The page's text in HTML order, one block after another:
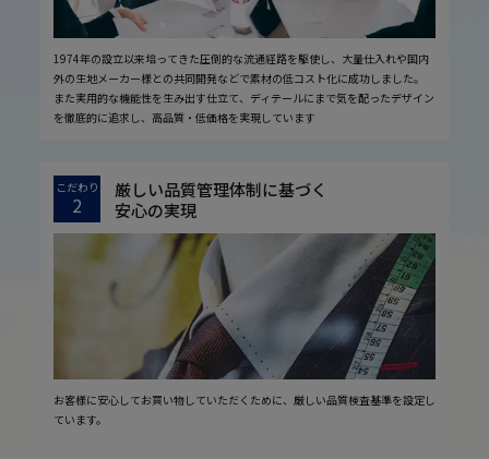
1974年の設立以来培ってきた圧倒的な流通経路を駆使し、大量仕入れや国内
外の生地メーカー様との共同開発などで素材の低コスト化に成功しました。
また実用的な機能性を生み出す仕立て、ディテールにまで気を配ったデザイン
を徹底的に追求し、高品質・低価格を実現しています
こだわり
2
厳しい品質管理体制に基づく
安心の実現
お客様に安心してお買い物していただくために、厳しい品質検査基準を設定し
ています。